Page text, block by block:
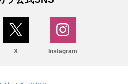
X Instagram